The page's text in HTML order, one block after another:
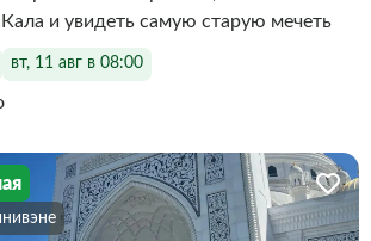
и увидеть самую старую мечеть
вт, 11 авг в 08:00